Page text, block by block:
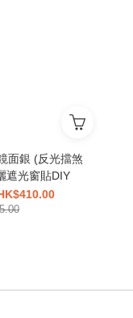
面銀 (反光擋煞
風水) 防曬遮光窗貼DIY